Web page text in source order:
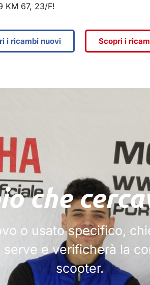
KM 67, 23/F!
i ricambi nuovi Scopri i
che
o usato specifico,
e verificherà la
scooter.